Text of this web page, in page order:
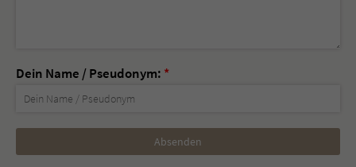
Dein Name / Pseudonym: *
Nicht
ausfüllen!